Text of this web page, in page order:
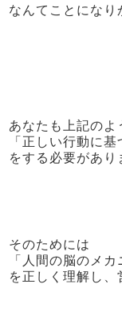
なんてことになり
あなたも上記の
「正しい行動に基
をする必要があり
そのためには
「人間の脳のメ
を正しく理解し、